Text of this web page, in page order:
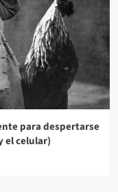
para despertarse
el celular)